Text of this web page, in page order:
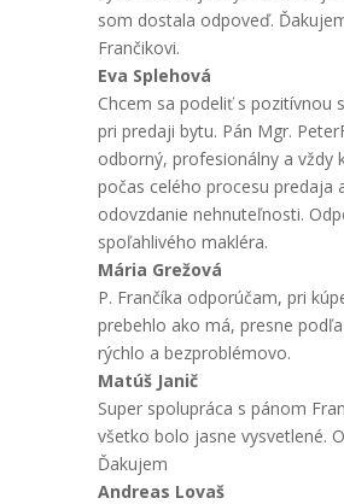
som dostala odpoveď.
Frančikovi.
Eva Splehová
Chcem sa podeliť s pozitívnou
pri predaji bytu. Pán Mgr.
odborný, profesionálny a vždy
počas celého procesu predaja
odovzdanie nehnuteľnosti.
spoľahlivého makléra.
Mária Grežová
P. Frančíka odporúčam, pri
prebehlo ako má, presne
rýchlo a bezproblémovo.
Matúš Janič
Super spolupráca s pánom
všetko bolo jasne vysvetlené.
Ďakujem
Andreas Lovaš